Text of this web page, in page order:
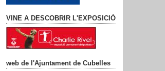
VINE A DESCOBRIR L'EXPOSICIÓ
web de l'Ajuntament de Cubelles